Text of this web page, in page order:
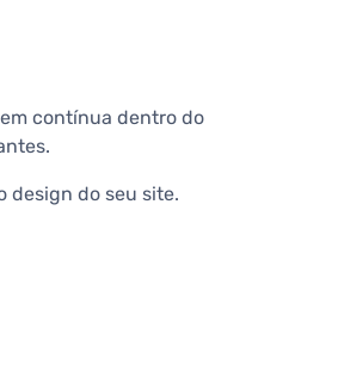
contínua dentro do
design do seu site.